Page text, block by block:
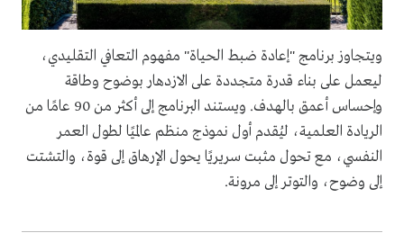
ويتجاوز برنامج "إعادة ضبط الحياة" مفهوم التعافي التقليدي،
ليعمل على بناء قدرة متجددة على الازدهار بوضوح وطاقة
وإحساس أعمق بالهدف. ويستند البرنامج إلى أكثر من 90 عامًا من
الريادة العلمية، ليُقدم أول نموذج منظم عالميًا لطول العمر
النفسي، مع تحول مثبت سريريًا يحول الإرهاق إلى قوة، والتشتت
إلى وضوح، والتوتر إلى مرونة.